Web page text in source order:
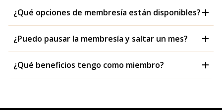
¿Qué opciones de membresía están disponibles?
¿Puedo pausar la membresía y saltar un mes?
¿Qué beneficios tengo como miembro?